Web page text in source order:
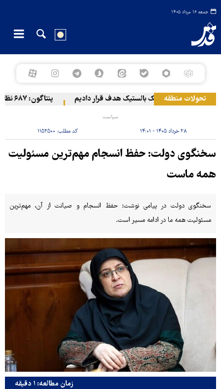
جمعه ۱۶ مرداد ۱۴۰۵
تحولات منطقه
را با موشک بالستیک هدف قرار دادیم پنتاگون: ۶۸۷ نظامی آمریکایی در درگیری با ایران زخمی شدند
سیاست
۲۸ خرداد ۱۴۰۵ - ۱۴:۰۱ کد مطلب: ۱۱۵۲۵۰۰
سخنگوی دولت: حفظ انسجام مهم‌ترین مسئولیت
همه ماست
سخنگوی دولت در پیامی نوشت: حفظ انسجام و صیانت از آن، مهم‌ترین
مسئولیت همه ما در ادامه مسیر است.
زمان مطالعه: ۱ دقیقه